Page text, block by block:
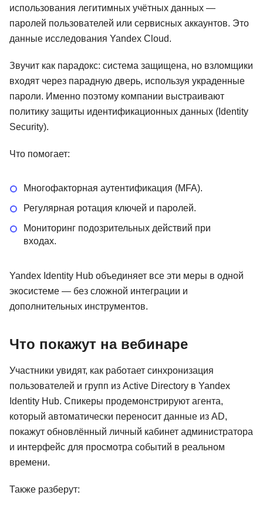
использования легитимных учётных данных —
паролей пользователей или сервисных аккаунтов. Это
данные исследования Yandex Cloud.
Звучит как парадокс: система защищена, но взломщики
входят через парадную дверь, используя украденные
пароли. Именно поэтому компании выстраивают
политику защиты идентификационных данных (Identity
Security).
Что помогает:
Многофакторная аутентификация (MFA).
Регулярная ротация ключей и паролей.
Мониторинг подозрительных действий при
входах.
Yandex Identity Hub объединяет все эти меры в одной
экосистеме — без сложной интеграции и
дополнительных инструментов.
Что покажут на вебинаре
Участники увидят, как работает синхронизация
пользователей и групп из Active Directory в Yandex
Identity Hub. Спикеры продемонстрируют агента,
который автоматически переносит данные из AD,
покажут обновлённый личный кабинет администратора
и интерфейс для просмотра событий в реальном
времени.
Также разберут: